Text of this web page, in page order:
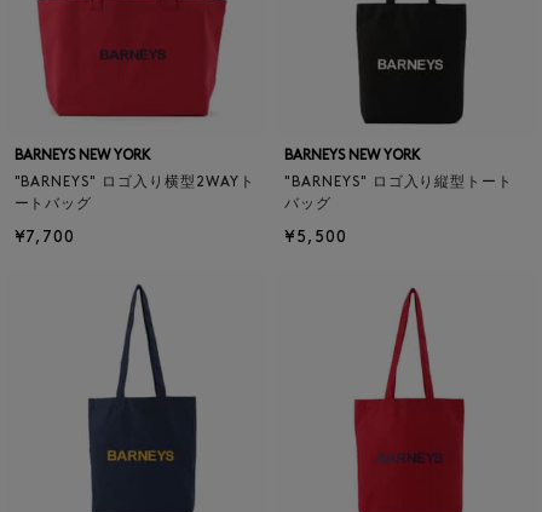
BARNEYS NEW YORK
"BARNEYS" ロゴ入り横型2WAYト
ートバッグ
¥7,700
BARNEYS NEW YORK
"BARNEYS" ロゴ入り縦型トート
バッグ
¥5,500